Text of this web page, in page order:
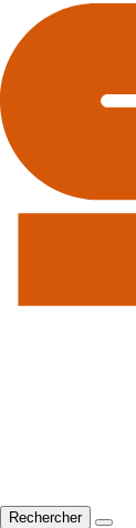
Rechercher